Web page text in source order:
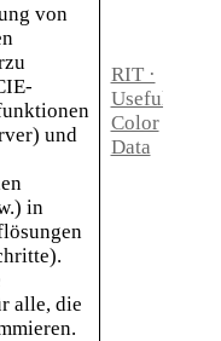
von
und
in
alle, die
RIT ·
Useful
Color
Data